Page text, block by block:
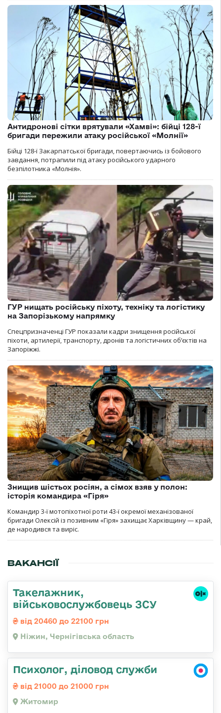
Антидронові сітки врятували «Хамві»: бійці 128-ї
бригади пережили атаку російської «Молнії»
Бійці 128-ї Закарпатської бригади, повертаючись із бойового
завдання, потрапили під атаку російського ударного
безпілотника «Молнія».
ГУР нищать російську піхоту, техніку та логістику
на Запорізькому напрямку
Спецпризначенці ГУР показали кадри знищення російської
піхоти, артилерії, транспорту, дронів та логістичних об’єктів на
Запоріжжі.
Знищив шістьох росіян, а сімох взяв у полон:
історія командира «Гіря»
Командир 3-ї мотопіхотної роти 43-ї окремої механізованої
бригади Олексій із позивним «Гіря» захищає Харківщину — край,
де народився та виріс.
ВАКАНСІЇ
Такелажник,
військовослужбовець ЗСУ
від 20460 до 22100 грн
Ніжин, Чернігівська область
Психолог, діловод служби
від 21000 до 21000 грн
Житомир